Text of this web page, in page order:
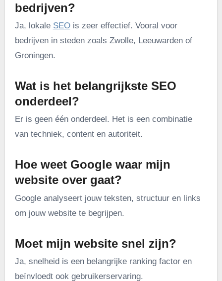
bedrijven?
Ja, lokale SEOis zeer effectief. Vooral voor
bedrijven in steden zoals Zwolle, Leeuwarden of
Groningen.
Wat is het belangrijkste SEO
onderdeel?
Er is geen één onderdeel. Het is een combinatie
van techniek, content en autoriteit.
Hoe weet Google waar mijn
website over gaat?
Google analyseert jouw teksten, structuur en links
om jouw website te begrijpen.
Moet mijn website snel zijn?
Ja, snelheid is een belangrijke ranking factor en
beïnvloedt ook gebruikerservaring.